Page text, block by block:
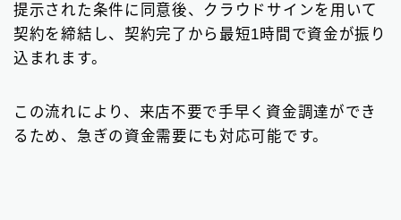
提示された条件に同意後、クラウドサインを用いて
契約を締結し、契約完了から最短1時間で資金が振り
込まれます。
この流れにより、来店不要で手早く資金調達ができ
るため、急ぎの資金需要にも対応可能です。